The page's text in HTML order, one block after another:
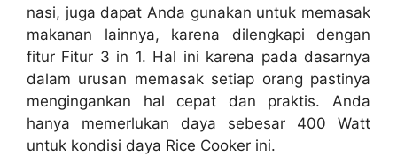
nasi, juga dapat Anda gunakan untuk memasak
makanan lainnya, karena dilengkapi dengan
fitur Fitur 3 in 1. Hal ini karena pada dasarnya
dalam urusan memasak setiap orang pastinya
mengingankan hal cepat dan praktis. Anda
hanya memerlukan daya sebesar 400 Watt
untuk kondisi daya Rice Cooker ini.